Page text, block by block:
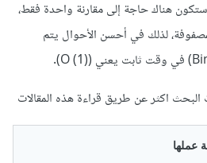
هناك حاجة إلى مقارنة واحدة فقط،
لذلك في أحسن الأحوال يتم
اكثر عن طريق قراءة هذه المقالات